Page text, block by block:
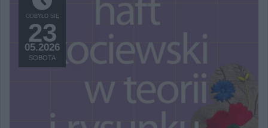
ODBYŁO SIĘ
23
05.2026
SOBOTA